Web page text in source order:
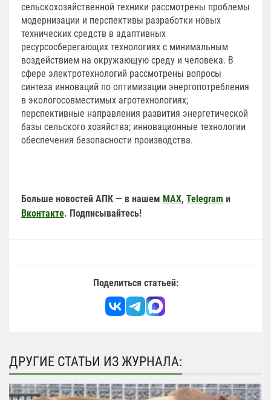
сельскохозяйственной техники рассмотрены проблемы
модернизации и перспективы разработки новых
технических средств в адаптивных
ресурсосберегающих технологиях с минимальным
воздействием на окружающую среду и человека. В
сфере электротехнологий рассмотрены вопросы
синтеза инноваций по оптимизации энергопотребления
в экологосовместимых агротехнологиях;
перспективные направления развития энергетической
базы сельского хозяйства; инновационные технологии
обеспечения безопасности производства.
Больше новостей АПК — в нашем MAX, Telegram и
Вконтакте. Подписывайтесь!
Поделиться статьей:
ДРУГИЕ СТАТЬИ ИЗ ЖУРНАЛА: